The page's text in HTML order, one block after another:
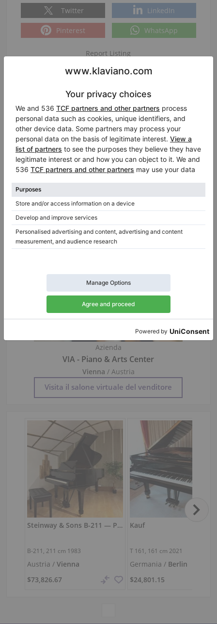
Twitter LinkedIn
Pinterest WhatsApp
Report Listing
Chiedi i dettagli:
Persona di contatto:Anastasia
Informazioni su venditore:
Azienda
VIA - Piano & Arts Center
Vienna / Austria
Visita il salone virtuale del venditore
Steinway & Sons B-211 — Pianoforte a coda da salotto dal timbro maturo
B-211, 211 cm 1983
Austria / Vienna
$73,826.67
Kauf
T 161, 161 cm 2021
Germania / Berlin
$24,801.15